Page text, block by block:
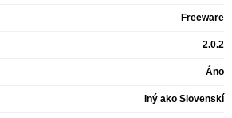
Freeware
2.0.2
Áno
Iný ako Slovenskí